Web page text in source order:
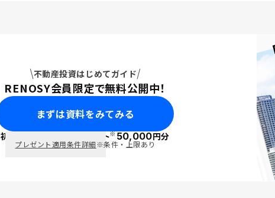
不動産投資はじめてガイド
RENOSY会員限定で無料公開中！
まずは資料をみてみる
初回面談で ポイント※50,000円分
プレゼント適用条件詳細※条件・上限あり